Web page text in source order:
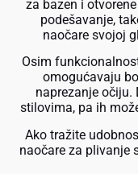
za bazen i
podešavanje,
naočare svojoj
Osim
omogućavaju
naprezanje
stilovima, pa ih
Ako tražite
naočare za plivanje